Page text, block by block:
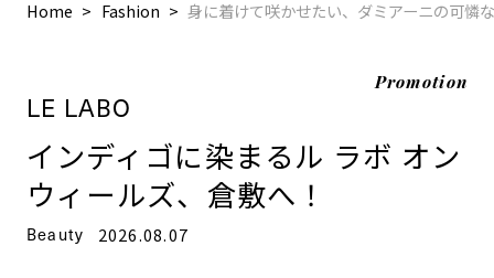
Home Fashion 身に着けて咲かせたい、ダミアーニの可憐
Promotion
LE LABO
インディゴに染まるル ラボ オン
ウィールズ、倉敷へ！
Beauty 2026.08.07